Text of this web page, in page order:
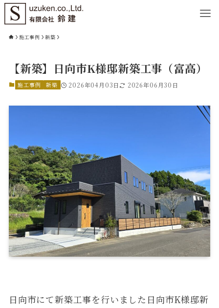
施工事例 新築
【新築】日向市K様邸新築工事（富高）
施工事例 新築 2026年04月03日 2026年06月30日
日向市にて新築工事を行いました日向市K様邸新